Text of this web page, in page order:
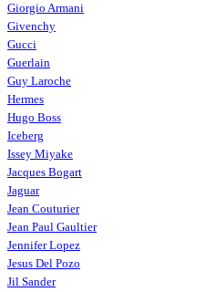
Giorgio Armani
Givenchy
Gucci
Guerlain
Guy Laroche
Hermes
Hugo Boss
Iceberg
Issey Miyake
Jacques Bogart
Jaguar
Jean Couturier
Jean Paul Gaultier
Jennifer Lopez
Jesus Del Pozo
Jil Sander